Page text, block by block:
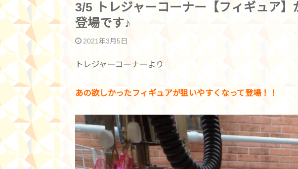
3/5 トレジャーコーナー【フィギュア】
登場です♪
2021年3月5日
トレジャーコーナーより
あの欲しかったフィギュアが狙いやすくなって登場！！